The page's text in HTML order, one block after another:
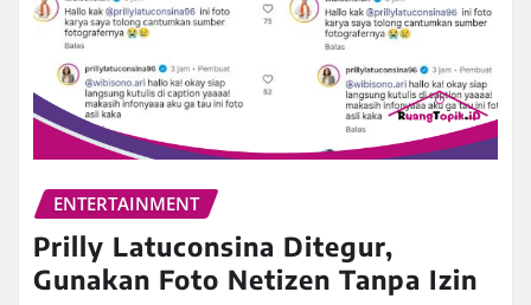
ENTERTAINMENT
Prilly Latuconsina Ditegur,
Gunakan Foto Netizen Tanpa Izin